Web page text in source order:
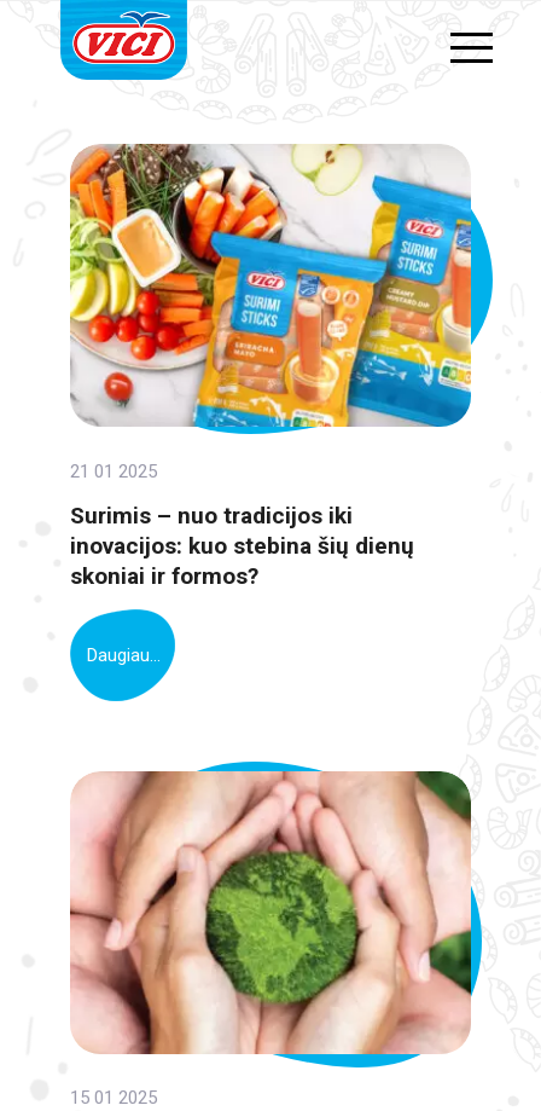
21 01 2025
Surimis – nuo tradicijos iki
inovacijos: kuo stebina šių dienų
skoniai ir formos?
Daugiau...
15 01 2025